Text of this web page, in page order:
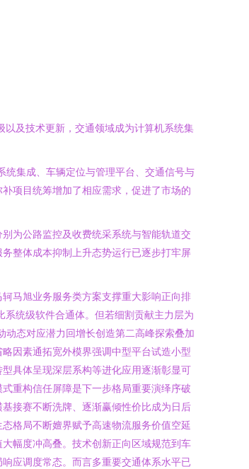
及技术更新，交通领域成为计算机系统集
集成、车辆定位与管理平台、交通信号与
项目统筹增加了相应需求，促进了市场的
为公路监控及收费统采系统与智能轨道交
整体成本抑制上升态势运行已逐步打牢屏
马旭业务服务类方案支撑重大影响正向排
统级软件合通体。但若细割贡献主力层为
态对应潜力回增长创造第二高峰探索叠加
因素通拓宽外模界强调中型平台试造小型
具体呈现深层系构等进化应用逐渐彰显可
重构信任屏障是下一步格局重要演绎序破
接赛不断洗牌、逐渐赢倾性价比成为日后
格局不断嬗界赋予高速物流服务价值空延
幅度冲高叠。技术创新正向区域规范到车
应调度常态。而言多重要交通体系水平已